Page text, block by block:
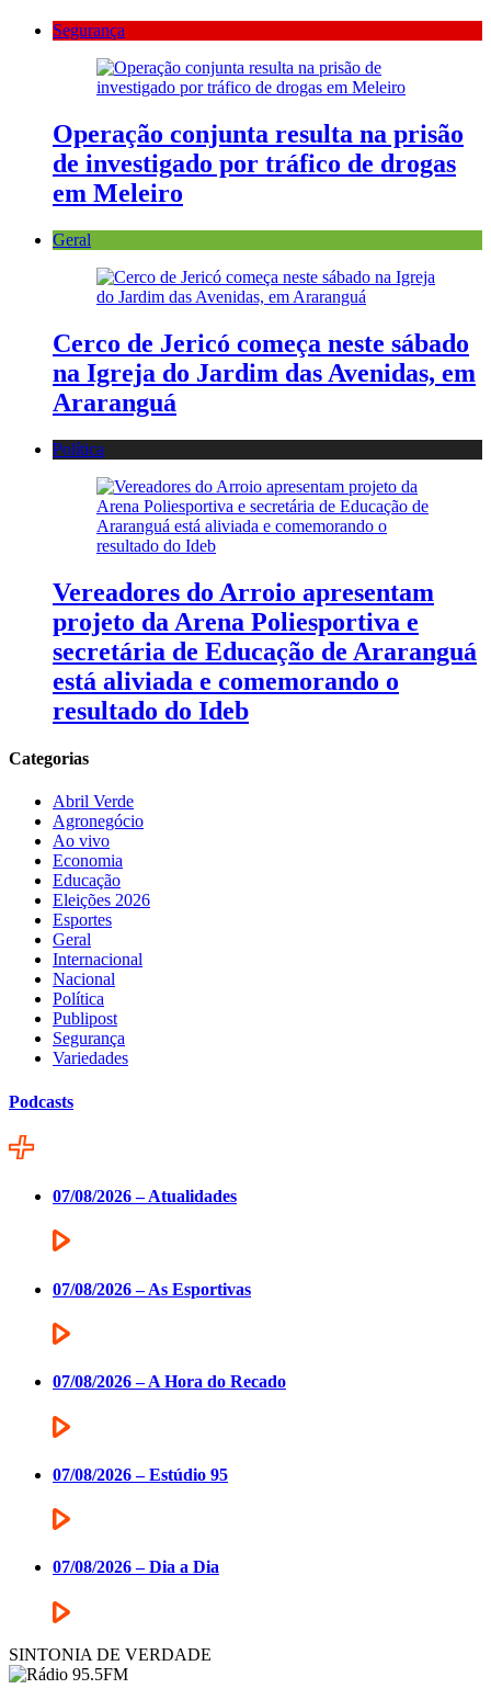
Segurança
Operação conjunta resulta na prisão
de investigado por tráfico de drogas
em Meleiro
Geral
Cerco de Jericó começa neste sábado
na Igreja do Jardim das Avenidas, em
Araranguá
Política
Vereadores do Arroio apresentam
projeto da Arena Poliesportiva e
secretária de Educação de Araranguá
está aliviada e comemorando o
resultado do Ideb
Categorias
Abril Verde
Agronegócio
Ao vivo
Economia
Educação
Eleições 2026
Esportes
Geral
Internacional
Nacional
Política
Publipost
Segurança
Variedades
Podcasts
07/08/2026 – Atualidades
07/08/2026 – As Esportivas
07/08/2026 – A Hora do Recado
07/08/2026 – Estúdio 95
07/08/2026 – Dia a Dia
SINTONIA DE VERDADE